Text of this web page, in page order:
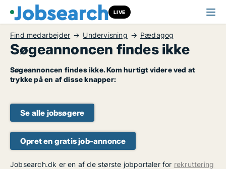
LIVE
Find medarbejder Undervisning Pædagog
Søgeannoncen findes ikke
Søgeannoncen findes ikke. Kom hurtigt videre ved at
trykke på en af disse knapper:
Se alle jobsøgere
Opret en gratis job-annonce
Jobsearch.dk er en af de største jobportaler for rekruttering